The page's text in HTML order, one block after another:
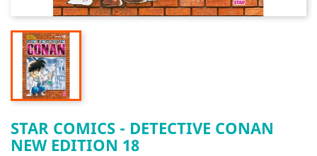
STAR COMICS - DETECTIVE CONAN
NEW EDITION 18